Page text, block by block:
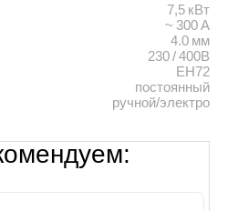
7,5 кВт
~ 300 А
4.0 мм
230 / 400В
EH72
постоянный
ручной/электро